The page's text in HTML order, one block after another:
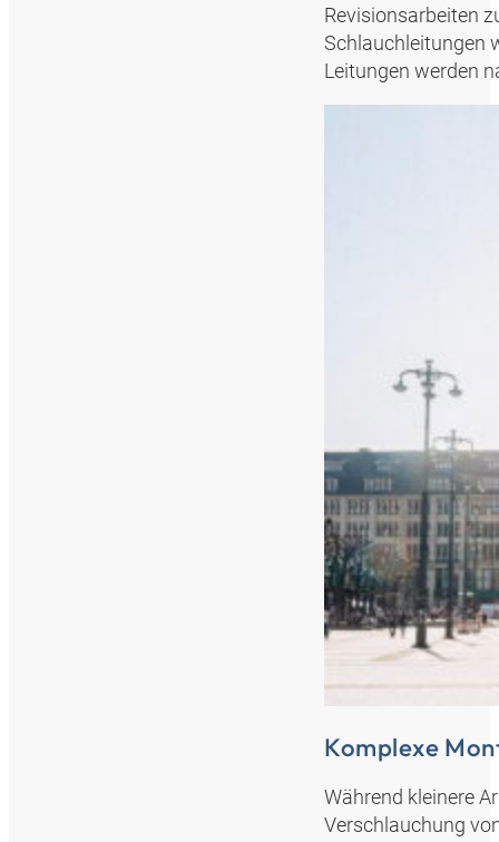
Revisionsarbeiten
Schlauchleitungen
Leitungen werden
Komplexe
Während kleinere
Verschlauchung